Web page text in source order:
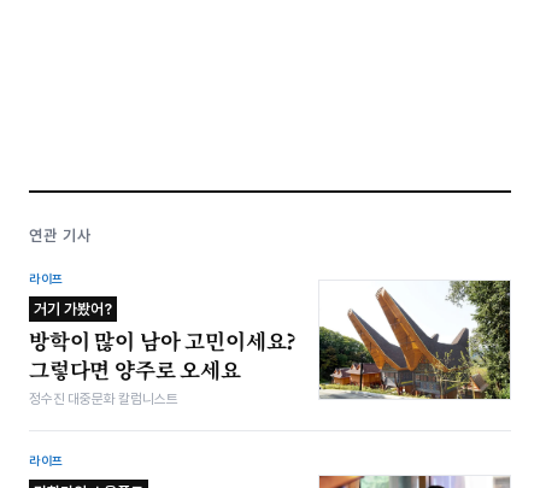
연관 기사
라이프
거기 가봤어?
방학이 많이 남아 고민이세요?
그렇다면 양주로 오세요
정수진 대중문화 칼럼니스트
라이프